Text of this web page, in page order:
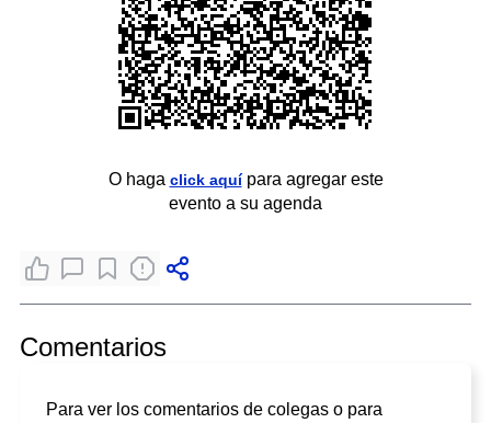
O haga click aquípara agregar este
evento a su agenda
Comentarios
Para ver los comentarios de colegas o para